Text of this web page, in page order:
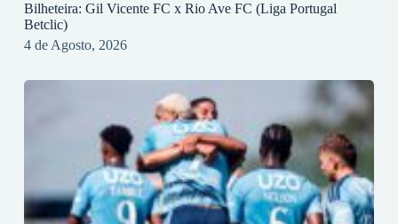
Bilheteira: Gil Vicente FC x Rio Ave FC (Liga Portugal
Betclic)
4 de Agosto, 2026